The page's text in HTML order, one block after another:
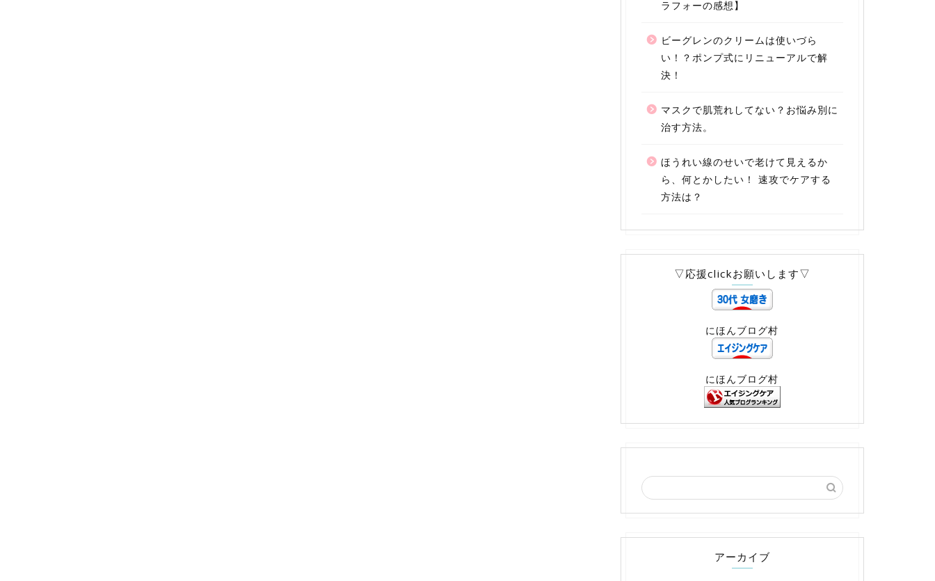
ラフォーの感想】
ビーグレンのクリームは使いづら
い！？ポンプ式にリニューアルで解
決！
マスクで肌荒れしてない？お悩み別に
治す方法。
ほうれい線のせいで老けて見えるか
ら、何とかしたい！ 速攻でケアする
方法は？
▽応援clickお願いします▽
にほんブログ村
にほんブログ村
アーカイブ